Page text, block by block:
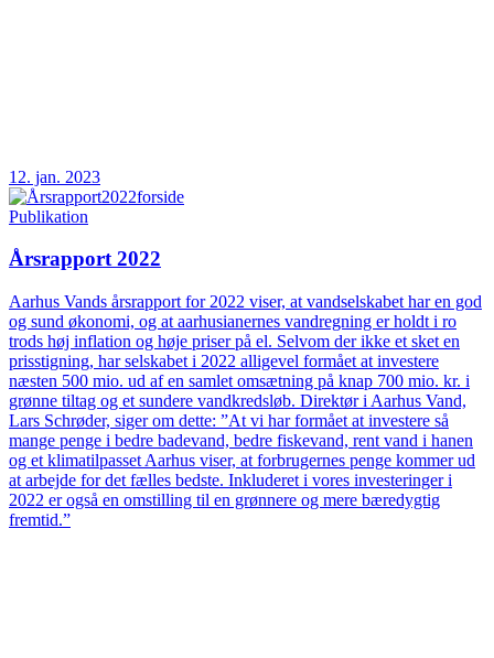
12. jan. 2023
Publikation
Årsrapport 2022
Aarhus Vands årsrapport for 2022 viser, at vandselskabet har en god
og sund økonomi, og at aarhusianernes vandregning er holdt i ro
trods høj inflation og høje priser på el. Selvom der ikke et sket en
prisstigning, har selskabet i 2022 alligevel formået at investere
næsten 500 mio. ud af en samlet omsætning på knap 700 mio. kr. i
grønne tiltag og et sundere vandkredsløb. Direktør i Aarhus Vand,
Lars Schrøder, siger om dette: ”At vi har formået at investere så
mange penge i bedre badevand, bedre fiskevand, rent vand i hanen
og et klimatilpasset Aarhus viser, at forbrugernes penge kommer ud
at arbejde for det fælles bedste. Inkluderet i vores investeringer i
2022 er også en omstilling til en grønnere og mere bæredygtig
fremtid.”